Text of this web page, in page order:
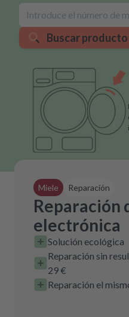
Buscar producto
Miele Reparación
Reparación
electrónica
Solución ecológica
Reparación sin
29 €
Reparación el